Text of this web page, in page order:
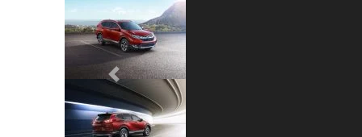
Previous